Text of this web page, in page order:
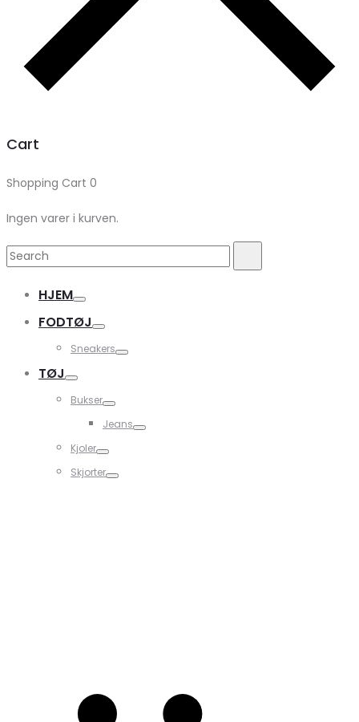
Cart
Shopping Cart 0
Ingen varer i kurven.
Search
HJEM
FODTØJ
Sneakers
TØJ
Bukser
Jeans
Kjoler
Skjorter